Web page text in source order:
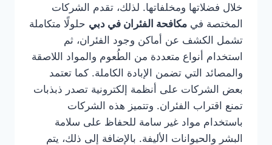
خلال فضلاتها ومخلفاتها. لذلك، تقدم الشركات
المختصة في مكافحة الفئران في دبي حلولًا متكاملة
تشمل الكشف عن أماكن وجود الفئران، ثم
استخدام أنواع متعددة من الطُعوم والمواد اللاصقة
والمصائد التي تضمن الإبادة الكاملة. كما تعتمد
بعض الشركات على أنظمة إلكترونية تصدر ذبذبات
تمنع اقتراب الفئران. وتتميز هذه الشركات
باستخدام مواد غير سامة للحفاظ على سلامة
البشر والحيوانات الأليفة. بالإضافة إلى ذلك، يتم